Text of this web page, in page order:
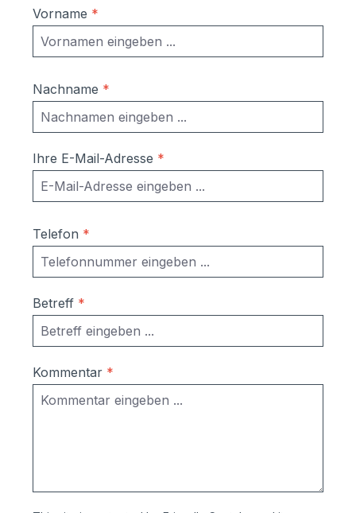
Vorname *
Nachname *
Ihre E-Mail-Adresse *
Telefon *
Betreff *
Kommentar *